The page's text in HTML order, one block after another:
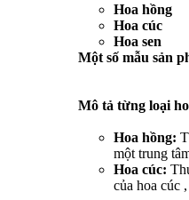
Hoa hồng
Hoa cúc
Hoa sen
Một số mẫu sản
Mô tả từng loại
Hoa hồng:
một trung
Hoa cúc:
của hoa cúc